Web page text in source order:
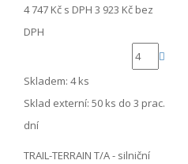
4 747 Kč s DPH 3 923 Kč bez
DPH
Skladem: 4 ks
Sklad externí: 50 ks do 3 prac.
dní
TRAIL-TERRAIN T/A - silniční